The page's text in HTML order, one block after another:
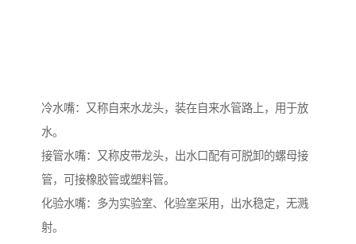
冷水嘴：又称自来水龙头，装在自来水管路上，用于放
水。
接管水嘴：又称皮带龙头，出水口配有可脱卸的螺母接
管，可接橡胶管或塑料管。
化验水嘴：多为实验室、化验室采用，出水稳定，无溅
射。